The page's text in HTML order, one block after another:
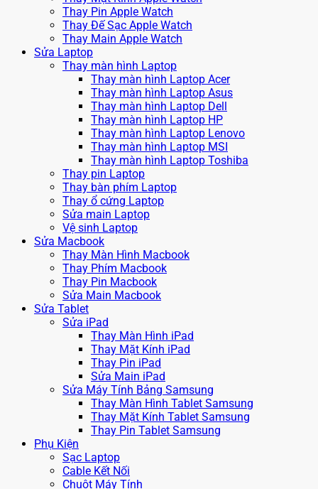
Thay Pin Apple Watch
Thay Đế Sạc Apple Watch
Thay Main Apple Watch
Sửa Laptop
Thay màn hình Laptop
Thay màn hình Laptop Acer
Thay màn hình Laptop Asus
Thay màn hình Laptop Dell
Thay màn hình Laptop HP
Thay màn hình Laptop Lenovo
Thay màn hình Laptop MSI
Thay màn hình Laptop Toshiba
Thay pin Laptop
Thay bàn phím Laptop
Thay ổ cứng Laptop
Sửa main Laptop
Vệ sinh Laptop
Sửa Macbook
Thay Màn Hình Macbook
Thay Phím Macbook
Thay Pin Macbook
Sửa Main Macbook
Sửa Tablet
Sửa iPad
Thay Màn Hình iPad
Thay Mặt Kính iPad
Thay Pin iPad
Sửa Main iPad
Sửa Máy Tính Bảng Samsung
Thay Màn Hình Tablet Samsung
Thay Mặt Kính Tablet Samsung
Thay Pin Tablet Samsung
Phụ Kiện
Sạc Laptop
Cable Kết Nối
Chuột Máy Tính